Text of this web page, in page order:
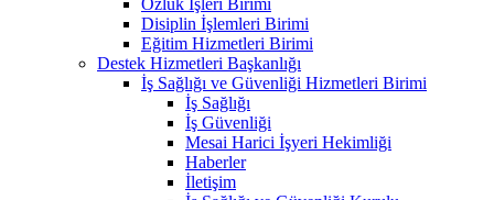
Disiplin İşlemleri Birimi
Eğitim Hizmetleri Birimi
Destek Hizmetleri Başkanlığı
İş Sağlığı ve Güvenliği Hizmetleri Birimi
İş Sağlığı
İş Güvenliği
Mesai Harici İşyeri Hekimliği
Haberler
İletişim